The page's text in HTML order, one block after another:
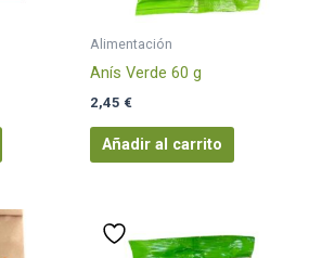
Alimentación
Anís Verde 60 g
2,45 €
Añadir al carrito